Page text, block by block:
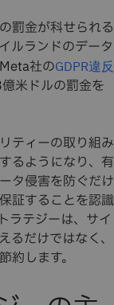
罰金が科せられる
ルランドのデータ
社のGDPR違反
米ドルの罰金を
ティーの取り組み
るようになり、有
タ侵害を防ぐだけ
証することを認識
ラテジーは、サイ
だけではなく、
します。